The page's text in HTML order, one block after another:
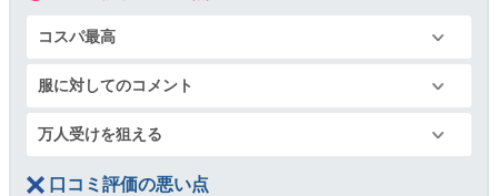
コスパ最高
服に対してのコメント
万人受けを狙える
口コミ評価の悪い点